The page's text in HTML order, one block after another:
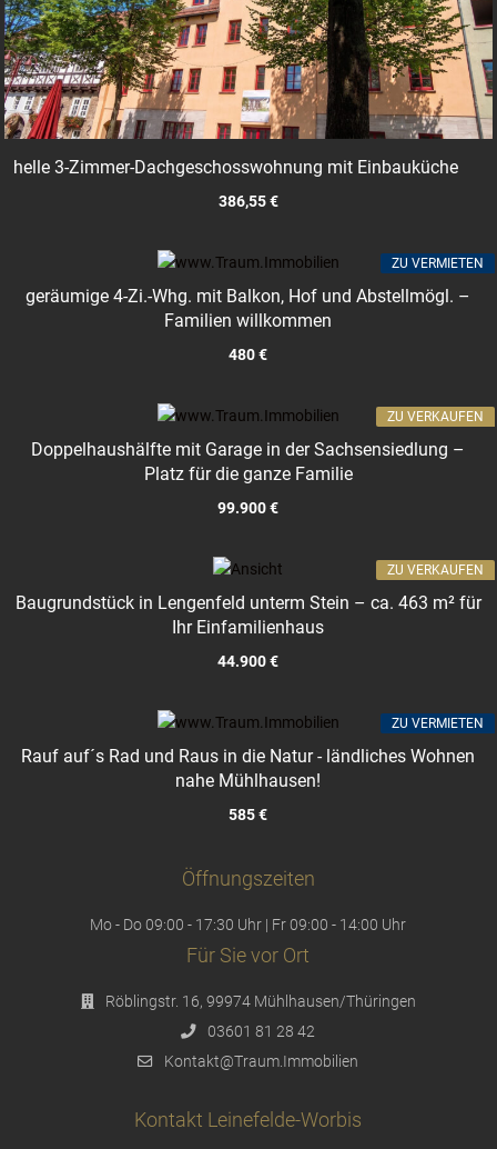
helle 3-Zimmer-Dachgeschosswohnung mit Einbauküche
386,55 €
geräumige 4-Zi.-Whg. mit Balkon, Hof und Abstellmögl. –
Familien willkommen
480 €
ZU VERMIETEN
Doppelhaushälfte mit Garage in der Sachsensiedlung –
Platz für die ganze Familie
99.900 €
ZU VERKAUFEN
Baugrundstück in Lengenfeld unterm Stein – ca. 463 m² für
Ihr Einfamilienhaus
44.900 €
ZU VERKAUFEN
Rauf auf´s Rad und Raus in die Natur - ländliches Wohnen
nahe Mühlhausen!
585 €
ZU VERMIETEN
Öffnungszeiten
Mo - Do 09:00 - 17:30 Uhr | Fr 09:00 - 14:00 Uhr
Für Sie vor Ort
Röblingstr. 16, 99974 Mühlhausen/Thüringen
03601 81 28 42
Kontakt@Traum.Immobilien
Kontakt Leinefelde-Worbis